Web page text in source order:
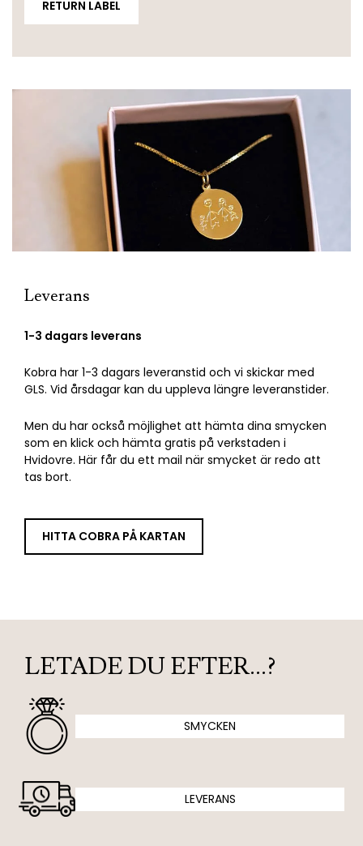
RETURN LABEL
Leverans
1-3 dagars leverans
Kobra har 1-3 dagars leveranstid och vi skickar med
GLS. Vid årsdagar kan du uppleva längre leveranstider.
Men du har också möjlighet att hämta dina smycken
som en klick och hämta gratis på verkstaden i
Hvidovre. Här får du ett mail när smycket är redo att
tas bort.
HITTA COBRA PÅ KARTAN
LETADE DU EFTER…?
SMYCKEN
LEVERANS